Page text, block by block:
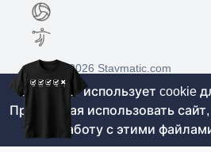
©2017-2026 Stavmatic.com
Для лиц старше 18 лет.
проводятся игры на денежные
Этот сайт использует cookie
Продолжая использовать
работу с этими